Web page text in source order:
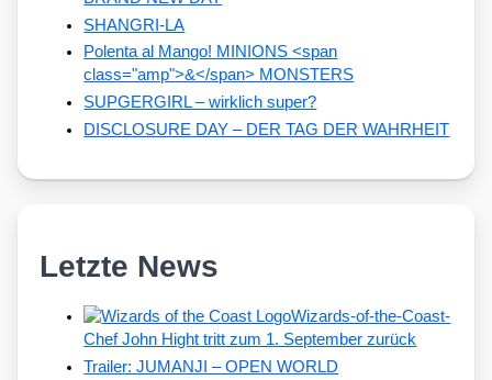
SHANGRI-LA
Polenta al Mango! MINIONS <span
class="amp">&</span> MONSTERS
SUPGERGIRL – wirklich super?
DISCLOSURE DAY – DER TAG DER WAHRHEIT
Letzte News
Wizards-of-the-Coast-
Chef John Hight tritt zum 1. September zurück
Trailer: JUMANJI – OPEN WORLD